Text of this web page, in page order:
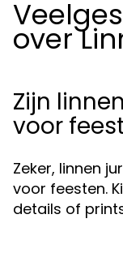
over
Zijn
voor
Zeker, linnen
voor feesten.
details of